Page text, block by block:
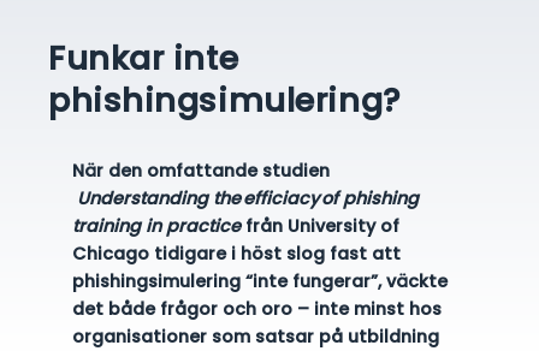
Funkar inte
phishingsimulering?
När den omfattande studien
Understanding the efficiacy of phishing
training in practicefrån University of
Chicago tidigare i höst slog fast att
phishingsimulering “inte fungerar”, väckte
det både frågor och oro – inte minst hos
organisationer som satsar på utbildning